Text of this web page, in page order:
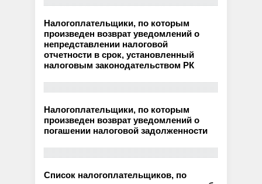
Налогоплательщики, по которым
произведен возврат уведомлений о
непредставлении налоговой
отчетности в срок, установленный
налоговым законодательством РК
Налогоплательщики, по которым
произведен возврат уведомлений о
погашении налоговой задолженности
Список налогоплательщиков, по